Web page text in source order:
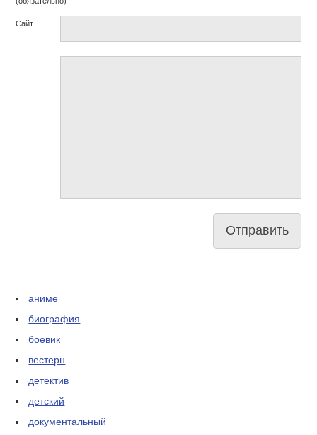
Сайт
аниме
биография
боевик
вестерн
детектив
детский
документальный